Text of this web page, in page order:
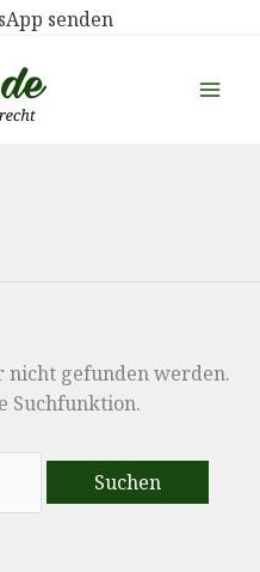
senden
nicht gefunden werden.
Suchfunktion.